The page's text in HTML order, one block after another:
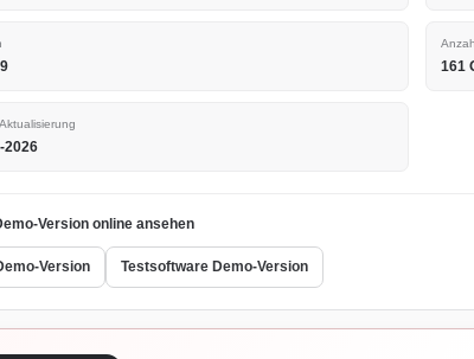
161
2026
Version online ansehen
Version Testsoftware Demo-Version